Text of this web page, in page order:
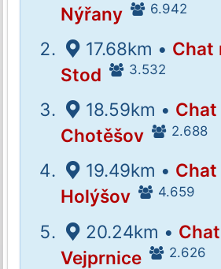
Nýřany
6.942
17.68km • Chat
Stod
3.532
18.59km • Chat
Chotěšov
2.688
19.49km • Chat
Holýšov
4.659
20.24km •
Vejprnice
2.626